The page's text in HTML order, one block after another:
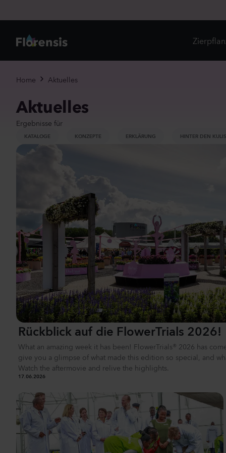
Home Aktuelles
Aktuelles
Ergebnisse für
KATALOGE KONZEPTE ERKLÄRUNG HINTER DEN
Rückblick auf die FlowerTrials 2026!
What an amazing week it has been! FlowerTrials® 2026 has
give you a glimpse of what made this edition so special, and
Watch the aftermovie and relive the highlights.
17.06.2026